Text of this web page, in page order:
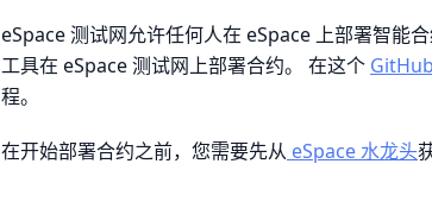
eSpace 测试网允许任何人在 eSpace 上部署智能
工具在 eSpace 测试网上部署合约。 在这个
程。
在开始部署合约之前，您需要先从 eSpace 水龙头